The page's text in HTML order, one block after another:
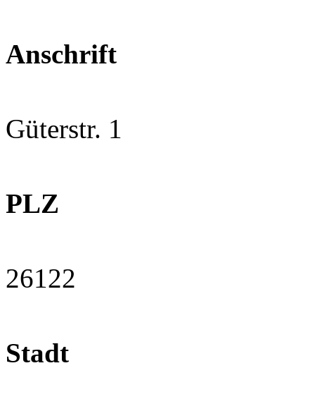
Anschrift
Güterstr. 1
PLZ
26122
Stadt